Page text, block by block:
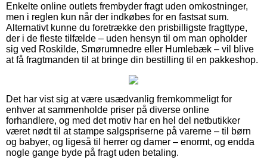
Enkelte online outlets frembyder fragt uden omkostninger,
men i reglen kun når der indkøbes for en fastsat sum.
Alternativt kunne du foretrække den prisbilligste fragttype,
der i de fleste tilfælde – uden hensyn til om man opholder
sig ved Roskilde, Smørumnedre eller Humlebæk – vil blive
at få fragtmanden til at bringe din bestilling til en pakkeshop.
Det har vist sig at være usædvanlig fremkommeligt for
enhver at sammenholde priser på diverse online
forhandlere, og med det motiv har en hel del netbutikker
været nødt til at stampe salgspriserne på varerne – til børn
og babyer, og ligeså til herrer og damer – enormt, og endda
nogle gange byde på fragt uden betaling.